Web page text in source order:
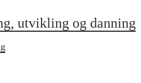
utvikling og danning